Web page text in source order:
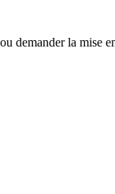
demander la mise